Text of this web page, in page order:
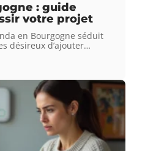
: guide
votre projet
en Bourgogne séduit
désireux d’ajouter…